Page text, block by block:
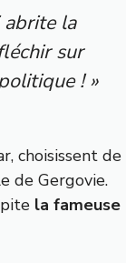
abrite la
sur
! »
choisissent de
de Gergovie.
la fameuse